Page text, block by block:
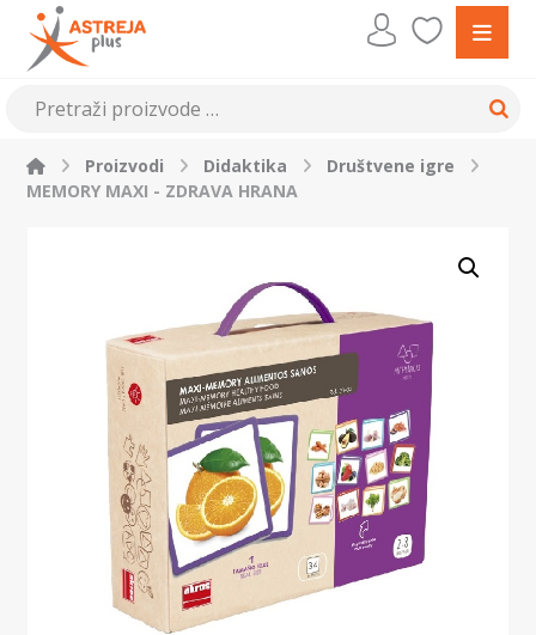
Proizvodi Didaktika
Društvene igre
MEMORY MAXI - ZDRAVA HRANA